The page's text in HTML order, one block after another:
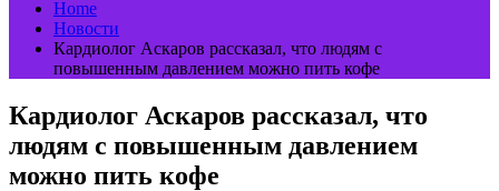
Home
Новости
Кардиолог Аскаров рассказал, что людям с
повышенным давлением можно пить кофе
Кардиолог Аскаров рассказал, что
людям с повышенным давлением
можно пить кофе